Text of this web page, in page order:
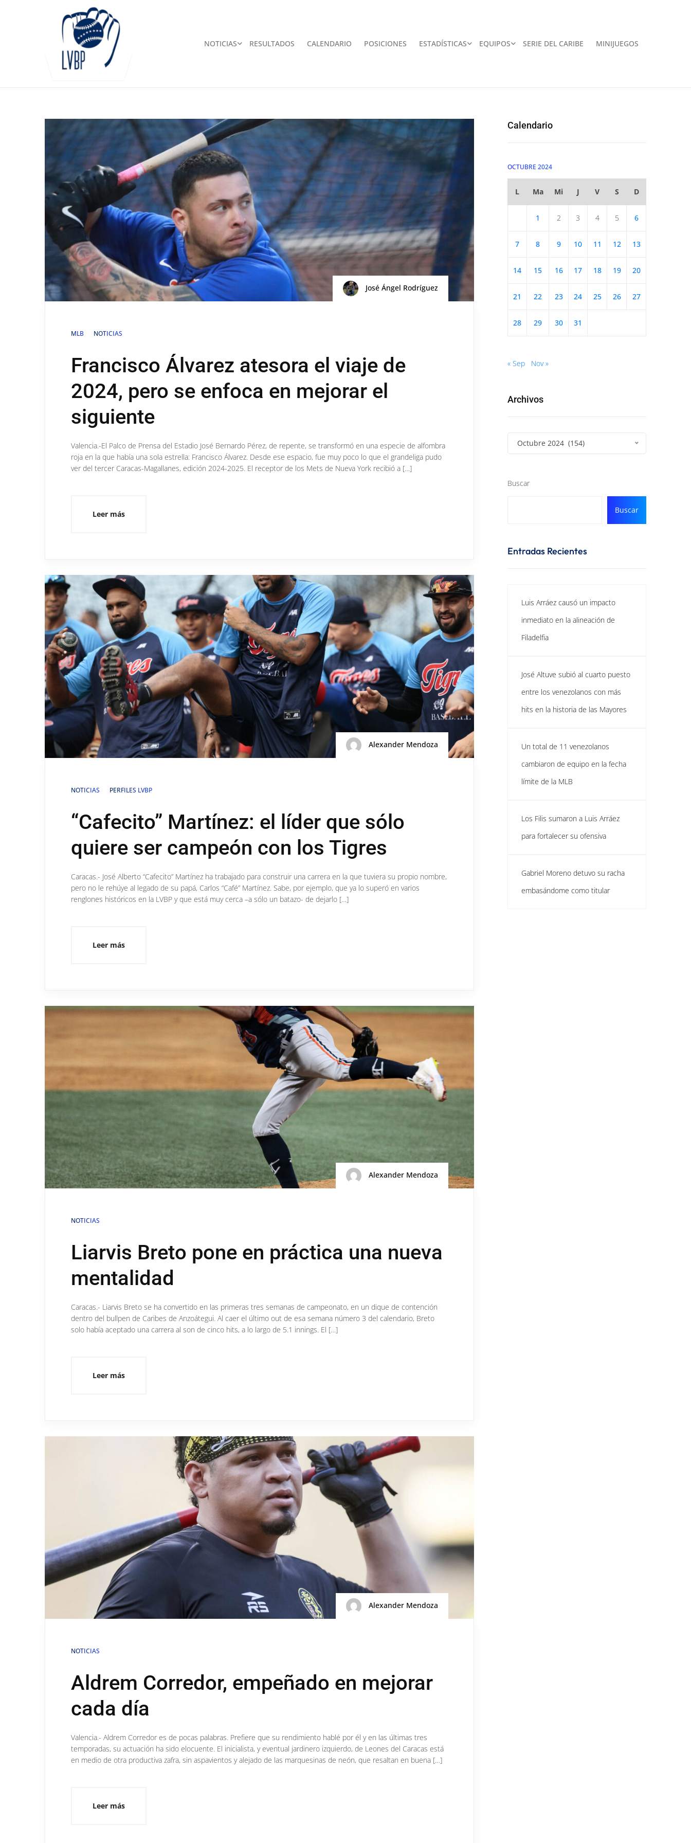
NOTICIAS RESULTADOS CALENDARIO POSICIONES ESTADÍSTICAS EQUIPOS SERIE DEL CARIBE MINIJUEGOS
José Ángel Rodríguez
MLB NOTICIAS
Francisco Álvarez atesora el viaje de
2024, pero se enfoca en mejorar el
siguiente
Valencia.-El Palco de Prensa del Estadio José Bernardo Pérez, de repente, se transformó en una especie de alfombra
roja en la que había una sola estrella: Francisco Álvarez. Desde ese espacio, fue muy poco lo que el grandeliga pudo
ver del tercer Caracas-Magallanes, edición 2024-2025. El receptor de los Mets de Nueva York recibió a […]
Leer más
Alexander Mendoza
NOTICIAS PERFILES LVBP
“Cafecito” Martínez: el líder que sólo
quiere ser campeón con los Tigres
Caracas.- José Alberto “Cafecito” Martínez ha trabajado para construir una carrera en la que tuviera su propio nombre,
pero no le rehúye al legado de su papá, Carlos “Café” Martínez. Sabe, por ejemplo, que ya lo superó en varios
renglones históricos en la LVBP y que está muy cerca –a sólo un batazo- de dejarlo […]
Leer más
Alexander Mendoza
NOTICIAS
Liarvis Breto pone en práctica una nueva
mentalidad
Caracas.- Liarvis Breto se ha convertido en las primeras tres semanas de campeonato, en un dique de contención
dentro del bullpen de Caribes de Anzoátegui. Al caer el último out de esa semana número 3 del calendario, Breto
solo había aceptado una carrera al son de cinco hits, a lo largo de 5.1 innings. El […]
Leer más
Alexander Mendoza
NOTICIAS
Aldrem Corredor, empeñado en mejorar
cada día
Valencia.- Aldrem Corredor es de pocas palabras. Prefiere que su rendimiento hablé por él y en las últimas tres
temporadas, su actuación ha sido elocuente. El inicialista, y eventual jardinero izquierdo, de Leones del Caracas está
en medio de otra productiva zafra, sin aspavientos y alejado de las marquesinas de neón, que resaltan en buena […]
Leer más
Calendario
OCTUBRE 2024
L Ma Mi J V S D
1 2 3 4 5 6
7 8 9 10 11 12 13
14 15 16 17 18 19 20
21 22 23 24 25 26 27
28 29 30 31
« Sep Nov »
Archivos
Octubre 2024 (154)
Buscar
Buscar
Entradas Recientes
Luis Arráez causó un impacto
inmediato en la alineación de
Filadelfia
José Altuve subió al cuarto puesto
entre los venezolanos con más
hits en la historia de las Mayores
Un total de 11 venezolanos
cambiaron de equipo en la fecha
límite de la MLB
Los Filis sumaron a Luis Arráez
para fortalecer su ofensiva
Gabriel Moreno detuvo su racha
embasándome como titular